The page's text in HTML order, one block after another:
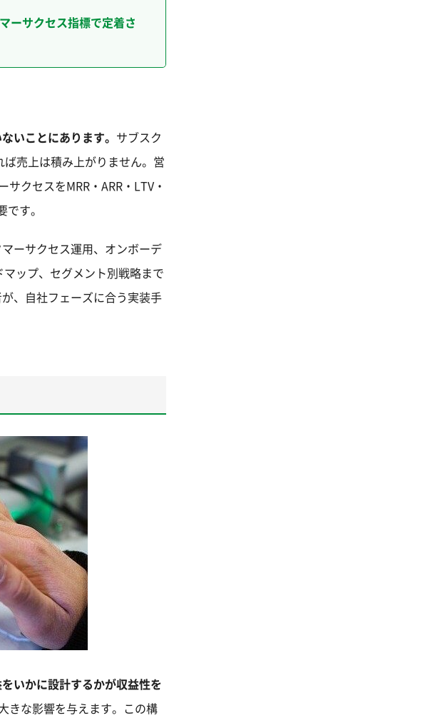
ーサクセス指標で定着さ
いことにあります。 サブスク
売上は積み上がりません。営
クセスをMRR・ARR・LTV・
す。
ーサクセス運用、オンボーデ
ップ、セグメント別戦略まで
、自社フェーズに合う実装手
いかに設計するかが収益性を
きな影響を与えます。この構